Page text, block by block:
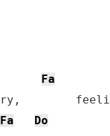
Fa
Fa
Do